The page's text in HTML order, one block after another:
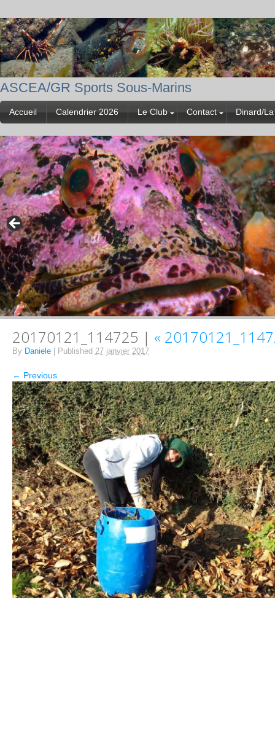
ASCEA/GR Sports Sous-Marins
Accueil Calendrier 2026 Le Club Contact Dinard/
20170121_114725 | «
By Daniele Published 27 janvier 2017
← Previous